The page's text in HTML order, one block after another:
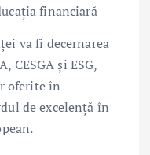
financiară
va fi decernarea
CESGA și ESG,
oferite în
de excelență în